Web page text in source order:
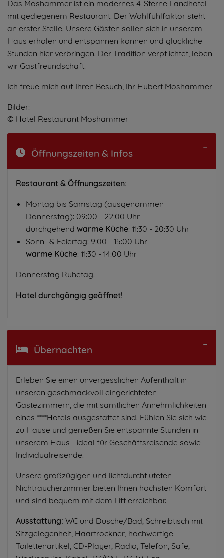
Das Moshammer ist ein modernes 4-Sterne Landhotel
mit gediegenem Restaurant. Der Wohlfühlfaktor steht
an erster Stelle. Unsere Gästen sollen sich in unserem
Haus erholen und entspannen können und glückliche
Stunden hier verbringen. Der Tradition verpflichtet, leben
wir Gastfreundschaft!
Ich freue mich auf Ihren Besuch, Ihr Hubert Moshammer
Bilder:
© Hotel Restaurant Moshammer
Öffnungszeiten & Infos
Restaurant & Öffnungszeiten:
Montag bis Samstag (ausgenommen
Donnerstag): 09:00 - 22:00 Uhr
durchgehend warme Küche: 11:30 - 20:30 Uhr
Sonn- & Feiertag: 9:00 - 15:00 Uhr
warme Küche: 11:30 - 14:00 Uhr
Donnerstag Ruhetag!
Hotel durchgängig geöffnet!
Übernachten
Erleben Sie einen unvergesslichen Aufenthalt in
unseren geschmackvoll eingerichteten
Gästezimmern, die mit sämtlichen Annehmlichkeiten
eines ****Hotels ausgestattet sind. Fühlen Sie sich wie
zu Hause und genießen Sie entspannte Stunden in
unserem Haus - ideal für Geschäftsreisende sowie
Individualreisende.
Unsere großzügigen und lichtdurchfluteten
Nichtraucherzimmer bieten Ihnen höchsten Komfort
und sind bequem mit dem Lift erreichbar.
Ausstattung: WC und Dusche/Bad, Schreibtisch mit
Sitzgelegenheit, Haartrockner, hochwertige
Toilettenartikel, CD-Player, Radio, Telefon, Safe,